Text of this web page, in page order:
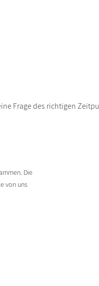
Frage des richtigen
Die
von uns